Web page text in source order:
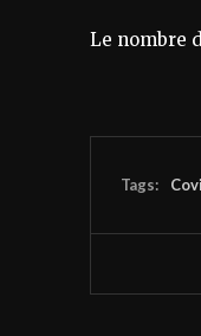
Le nombre
Tags: